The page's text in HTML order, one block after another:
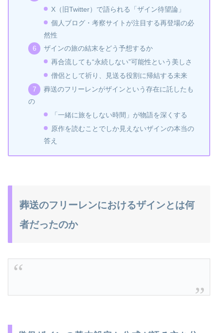
X（旧Twitter）で語られる「ザイン待望論」
個人ブログ・考察サイトが注目する再登場の必
然性
ザインの旅の結末をどう予想するか
再合流しても“永続しない”可能性という美しさ
僧侶として祈り、見送る役割に帰結する未来
葬送のフリーレンがザインという存在に託したも
の
「一緒に旅をしない時間」が物語を深くする
原作を読むことでしか見えないザインの本当の
答え
葬送のフリーレンにおけるザインとは何
者だったのか